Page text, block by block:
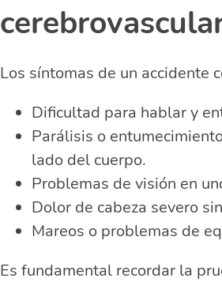
Los síntomas de un accidente
Dificultad para hablar y
Parálisis o
lado del cuerpo.
Problemas de visión en
Dolor de cabeza severo
Mareos o problemas de
Es fundamental recordar la